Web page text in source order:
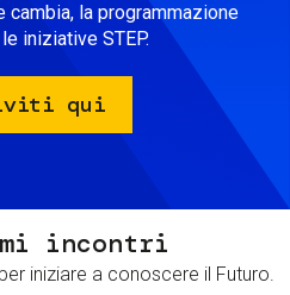
cambia, la programmazione
iniziative STEP.
qui
incontri
iniziare a conoscere il Futuro.